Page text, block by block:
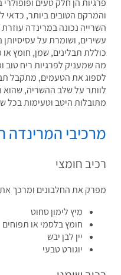
הן חלק טעים ופופולרי
הטובים ביותר, כדאי
נכונה במרינדה עוזרת
ושומרת על עסיסיותן בזמן
תבלינים, שמן, חומץ או מיץ
לפרגיות ריח טוב ומרקם
את הטעמים, מתקבל תבשיל
על שלב ההשריה, שהוא
היטב וטעימות בכל שיטת
המרינדה
חומצי
את החלבונים ומרכך את הבשר:
מיץ לימון סחוט
חומץ בלסמי או תפוחים
יין לבן יבש
יוגורט טבעי